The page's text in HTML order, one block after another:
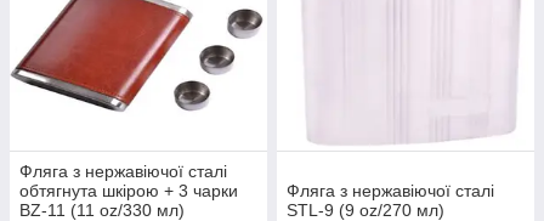
Фляга з нержавіючої сталі
обтягнута шкірою + 3 чарки
BZ-11 (11 oz/330 мл)
Фляга з нержавіючої сталі
STL-9 (9 oz/270 мл)